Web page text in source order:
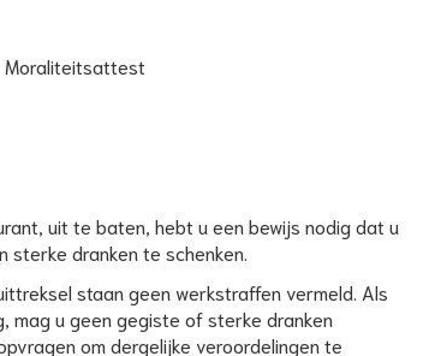
Moraliteitsattest
uit te baten, hebt u een bewijs nodig dat u
dranken te schenken.
staan geen werkstraffen vermeld. Als
mag u geen gegiste of sterke dranken
om dergelijke veroordelingen te